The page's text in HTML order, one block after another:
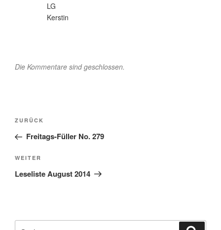
LG
Kerstin
Die Kommentare sind geschlossen.
Beitragsnavigation
Vorheriger
Beitrag
ZURÜCK
Freitags-Füller No. 279
Nächster
Beitrag
WEITER
Leseliste August 2014